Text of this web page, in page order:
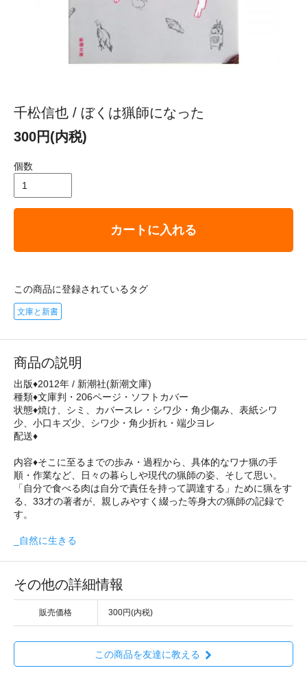
千松信也 / ぼくは猟師になった
300円(内税)
個数
カートに入れる
この商品に登録されているタグ
文庫と新書
商品の説明
出版♦2012年 / 新潮社(新潮文庫)
種類♦文庫判・206ページ・ソフトカバー
状態♦焼け、シミ、カバースレ・シワ少・角少傷み、表紙シワ
少、小口キズ少、シワ少・角少折れ・端少ヨレ
配送♦
内容♦そこに至るまでの歩み・過程から、具体的なワナ猟の手
順・作業など、日々の暮らしや現代の猟師の姿、そして思い。
「自分で食べる肉は自分で責任を持って調達する」ために猟をす
る、33才の著者が、親しみやすく綴った等身大の猟師の記録で
す。
_自然に生きる
その他の詳細情報
販売価格 300円(内税)
この商品を友達に教える